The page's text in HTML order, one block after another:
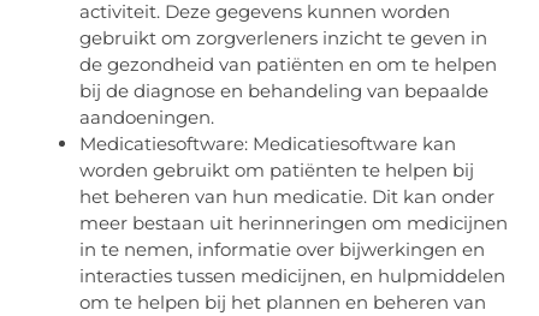
activiteit. Deze gegevens kunnen worden
gebruikt om zorgverleners inzicht te geven in
de gezondheid van patiënten en om te helpen
bij de diagnose en behandeling van bepaalde
aandoeningen.
Medicatiesoftware: Medicatiesoftware kan
worden gebruikt om patiënten te helpen bij
het beheren van hun medicatie. Dit kan onder
meer bestaan uit herinneringen om medicijnen
in te nemen, informatie over bijwerkingen en
interacties tussen medicijnen, en hulpmiddelen
om te helpen bij het plannen en beheren van